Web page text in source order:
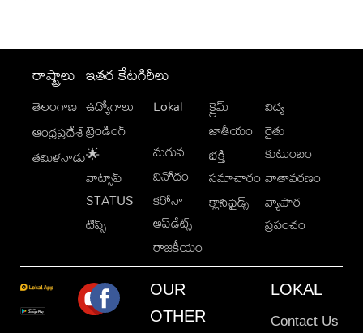
రాష్ట్రాలు
తెలంగాణ
ఆంధ్రప్రదేశ్
తమిళనాడు
ఇతర కేటగిరీలు
ఉద్యోగాలు
ట్రెండింగ్
🌟
వాట్సాప్
STATUS
టిప్స్
Lokal
-
మగువ
వినోదం
కరోనా
అప్‌డేట్స్
రాజకీయం
క్రైమ్
జాతీయం
భక్తి
సమాచారం
క్లాసిఫైడ్స్
విద్య
రైతు
కుటుంబం
వాతావరణం
వ్యాపార
ప్రపంచం
OUR
OTHER
LOKAL
Contact Us